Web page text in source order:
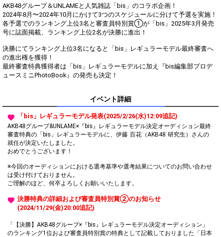
popularity ranking and your
ranking go up.
To cheer on performers, you can
send them gifts.
To send performers paid items,
you must use Show Gold.
AKB48グループ＆UNLAMEと人気雑誌「bis」のコラボ企画！
2024年8月〜2024年10月にかけて3つのスケジュールに分けて予選を実施！
各予選でのランキング上位3名と審査員特別賞①が「bis」2025年3月発売
号に誌面掲載、ランキング上位2名が決勝に進出！
決勝にてランキング上位3名になると「bis」レギュラーモデル最終審査へ
の進出権を獲得！
最終審査特典獲得者は「bis」レギュラーモデルに加え『bis編集部プロデ
ュースミニPhotoBook』の発売も決定！
イベント詳細
「bis」レギュラーモデル発表(2025/2/26(水)12:09追記)
AKB48グループ&UNLAME×『bis』レギュラーモデル決定オーディション最終
審査特典の「bis」レギュラーモデルに、伊藤 百花（AKB48 研究生）さんの
就任が決定いたしました。
おめでとうございます！
※今回のオーディションにおける選考基準や選考結果についてのお問い合わせ
は受け付けておりません。
ご理解のほど、何卒よろしくお願いいたします。
決勝特典の詳細および審査員特別賞②のお知らせ
(2024/11/29(金)20:00追記)
「【決勝】AKB48グループ×『bis』レギュラーモデル決定オーディション」
のランキング1位および審査員特別賞の特典として記載しておりました「日本